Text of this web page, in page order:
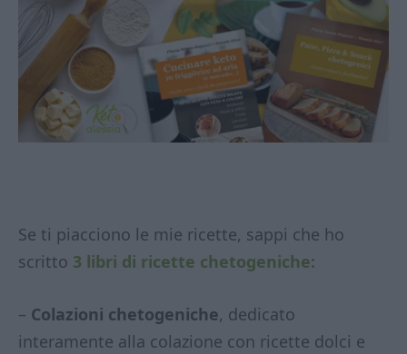
Se ti piacciono le mie ricette, sappi che ho
scritto 3 libri di ricette chetogeniche:
– Colazioni chetogeniche, dedicato
interamente alla colazione con ricette dolci e